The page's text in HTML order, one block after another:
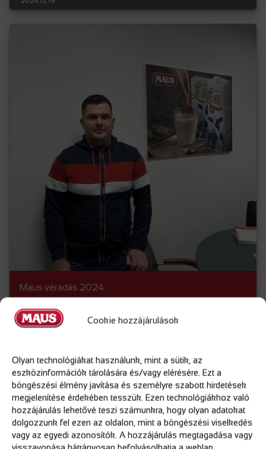
Cookie hozzájárulások
Olyan technológiákat használunk, mint a sütik, az
eszközinformációk tárolására és/vagy elérésére. Ezt a
böngészési élmény javítása és személyre szabott hirdetések
megjelenítése érdekében tesszük. Ezen technológiákhoz való
hozzájárulás lehetővé teszi számunkra, hogy olyan adatokat
dolgozzunk fel ezen az oldalon, mint a böngészési viselkedés
vagy az egyedi azonosítók. A hozzájárulás megtagadása vagy
Maus véradás 2024
Tovább olvasom
2024.01.30.